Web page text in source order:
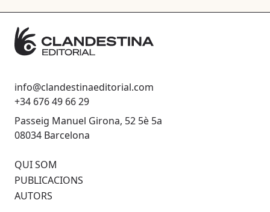
info@clandestinaeditorial.com
+34 676 49 66 29
Passeig Manuel Girona, 52 5è 5a
08034 Barcelona
QUI SOM
PUBLICACIONS
AUTORS